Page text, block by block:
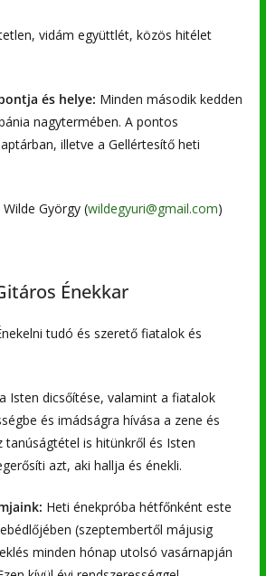
vidám együttlét, közös hitélet
és helye: Minden második kedden
nagytermében. A pontos
illetve a Gellértesítő heti
Wilde György (wildegyuri@gmail.com)
Énekkar
tudó és szerető fiatalok és
Isten dicsőítése, valamint a fiatalok
és imádságra hívása a zene és
tanúságtétel is hitünkről és Isten
azt, aki hallja és énekli.
Heti énekpróba hétfőnként este
(szeptembertől májusig
minden hónap utolsó vasárnapján